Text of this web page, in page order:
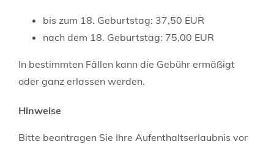
bis zum 18. Geburtstag: 37,50 EUR
nach dem 18. Geburtstag: 75,00 EUR
In bestimmten Fällen kann die Gebühr ermäßigt
oder ganz erlassen werden.
Hinweise
Bitte beantragen Sie Ihre Aufenthaltserlaubnis vor